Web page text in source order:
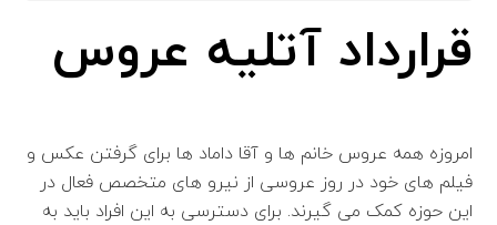
قرارداد آتلیه عروس
امروزه همه عروس خانم ها و آقا داماد ها برای گرفتن عکس و
فیلم های خود در روز عروسی از نیرو های متخصص فعال در
این حوزه کمک می گیرند. برای دسترسی به این افراد باید به